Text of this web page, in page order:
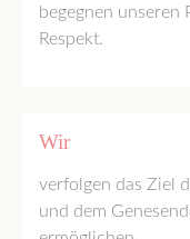
begegnen
Respekt.
Wir
verfolgen das Ziel
und dem